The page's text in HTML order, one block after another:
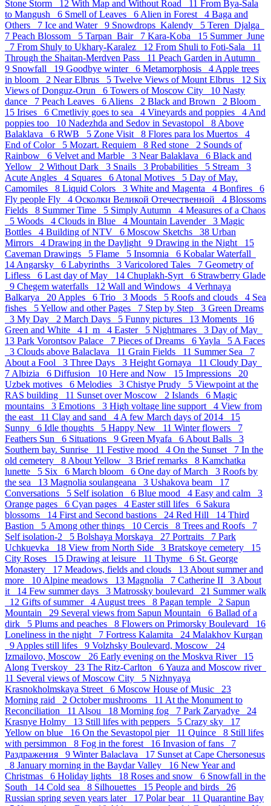
Stone Storm 12 With Map and Without Road 11 From Bya-Sala
to Mangush 6 Smell of Leaves 6 Alien in Forest 4 Baga and
Others 7 Ice and Water 9 Snowdrops_Kalendy 5 Teren_Djalga
7 Peach Blossom 5 Tarpan_Bair 7 Kara-Koba 15 Summer_June
7 From Shuly to Ukhary-Karalez 12 From Shuli to Foti-Sala 11
Through the Shaitan-Merdven Pass 11 Peach Garden in Autumn
9 Snowfall 19 Goodbye winter 6 Metamorphosis 4 Apple trees
in bloom 2 Near Elbrus 5 Twelve Views of Mount Elbrus 12 Six
Views of Donguz-Orun 6 Towers of Moscow City 10 Nasty
dance 7 Peach Leaves 6 Aliens 2 Black and Brown 2 Bloom
15 Irises 6 Cmetliviy goes to sea 4 Vineyards and poppies 4 And
poppies too 10 Nadezhda and Sedov in Sevastopol 8 Above
Balaklava 6 RWB 5 Zone Visit 8 Flores para los Muertos 4
End of Color 5 Mozart. Requiem 8 Red stone 2 Sounds of
Rainbow 6 Velvet and Marble 3 Near Balaklava 6 Black and
Yellow 2 Without Dark 3 Snails 3 Probabilities 5 Stream 3
Acute Angles 4 Squares 6 Atonal Motives 5 Day of May.
Camomiles 8 Liquid Colors 3 White and Magenta 4 Bonfires 6
Fly people Fly 4 Осколки Великой Отечественной 4 Blossoms
Fields 8 Summer Time 5 Simply Autumn 4 Measures of a Chaos
5 Woods 4 Clouds in Blue 4 Mountain Lavender 3 Magic
Bottles 4 Building of NTV 6 Moscow Sketchs 38 Urban
Mirrors 4 Drawing in the Daylight 9 Drawing in the Night 15
Caveman Drawings 5 Flame 5 Insomnia 6 Kobalar Waterfall
14 Angarsky 6 Labyrinths 3 Varicolored Tales 7 Geometry of
Lifless 6 Last day of May 14 Chuplakh-Syrt 6 Strawberry Glade
9 Chegem waterfalls 12 Wall and Windows 4 Verhnaya
Balkarya 20 Apples 6 Trio 3 Moods 5 Roofs and clouds 4 Sea
fishes 5Yellow and other Pages 7 Step by Step 3 Green Dreams
3 My Day 2 March Days 5 Funny pictures 13 Moments 16
Green and White 4 I_m 4 Easter 5 Nightmares 3 Day of May
13 Park Vorontsov Palace 7 Pieces of Dreams 6Yayla 5 A Faces
3 Clouds above Balaclava 11 Grain Fields 11 Summer Sea 7
About a Fool 3 Three Days 3 Height Gornaya 11 Cloudy Day
7 Albizia 6 Diffusion 10 Here and Now 15 Impressions 20
Uzbek motives 6 Melodies 3 Chistye Prudy 5 Viewpoint at the
RAS building 11 Sunset over Moscow 2 Islands 6 Magic
mountains 3 Emotions 3 High voltage line support 4 View from
the east 11 Clay and sand 4 A few March days of 2014 15
Sunny 6 Idle thoughts 5 Happy New 11 Winter flowers 7
Feathers Sun 6 Situations 9 Green Myafa 6 About Balls 3
Southern bay. Sunrise 11 Festive mood 4 On the Sunset 7 In the
old cemetery 8 About Yellow 3 Brief remarks 8 Kamchatka
lunette 5 Six 6 March bloom 6 One day of March 3 Roofs by
the sea 13 Magnolia soulangeana 3 Ushakova beam 17
Conversations 5 Self isolation 6 Blue mood 4 Easy and calm 3
Orange pages 6 Cyan pages 4 Easter still lifes 6 Sakura
blossoms 14 First and Second bastions 24 Red Hill 14 Third
Bastion 5 Аmong other things 10 Cercis 8 Trees and Roofs 7
Self isolation-2 5 Bolshaya Morskaya 27 Portraits 7 Park
Uchkuevka 18 View from North Side 3 Bratskoye cemetery 15
City Roses 15 Drawing at leisure 11 Thyme 6 St. George
Monastery 17 Meadows, fields and clouds 13 About summer and
more 10 Alpine meadows 13 Magnolia 7 Catherine II 3 About
it 14 Few summer days 3 Matrossky boulevard 21 Summer walk
12 Gifts of summer 4 August trees 8 Pagan temple 2 Sapun
Mountain 29 Several views from Sapun Mountain 6 Ballad of a
dirk 5 Plums and peaches 8 Flowers on Primorsky Boulevard 16
Loneliness in the night 7 Fortress Kalamita 24 Malakhov Kurgan
9 Apples still lifes 9 Volzhsky Boulevard, Moscow 24
Izmailovo, Moscow 26 Early evening on the Moskva River 15
Along Tverskoy 23 The Ritz-Carlton 6Yauza and Moscow river
11 Several views of Moscow City 5 Nizhnyaya
Krasnokholmskaya Street 6 Moscow House of Music 23
Morning raid 2 October mushrooms 11 At the Monument to
Reconciliation 11 Alsou 18 Morning fog 7 Park Zaryadye 24
Krasnye Holmy 13 Still lifes with peppers 5 Crazy sky 17
Yellow on blue 16 On the Sevastopol pier 11 Quince 8 Still lifes
with persimmon 8 Fog in the forest 16 Invasion of fans 7
Раздражения 9 Winter Balaclava 17 Sunset at Cape Chersonesus
8 January morning in the Baydar Valley 16 New Year and
Christmas 6 Holiday lights 18 Roses and snow 6 Snowfall in the
South 14 Cold sea 8 Silhouettes 15 People and birds 26
Russian spring seven years later 17 Polar bear 11 Quarantine Bay